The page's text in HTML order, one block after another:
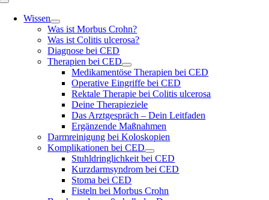
Toggle
NavigationWissen
Was ist Morbus Crohn?
Was ist Colitis ulcerosa?
Diagnose bei CED
Therapien bei CED
Medikamentöse Therapien bei CED
Operative Eingriffe bei CED
Rektale Therapie bei Colitis ulcerosa
Deine Therapieziele
Das Arztgespräch – Dein Leitfaden
Ergänzende Maßnahmen
Darmreinigung bei Koloskopien
Komplikationen bei CED
Stuhldringlichkeit bei CED
Kurzdarmsyndrom bei CED
Stoma bei CED
Fisteln bei Morbus Crohn